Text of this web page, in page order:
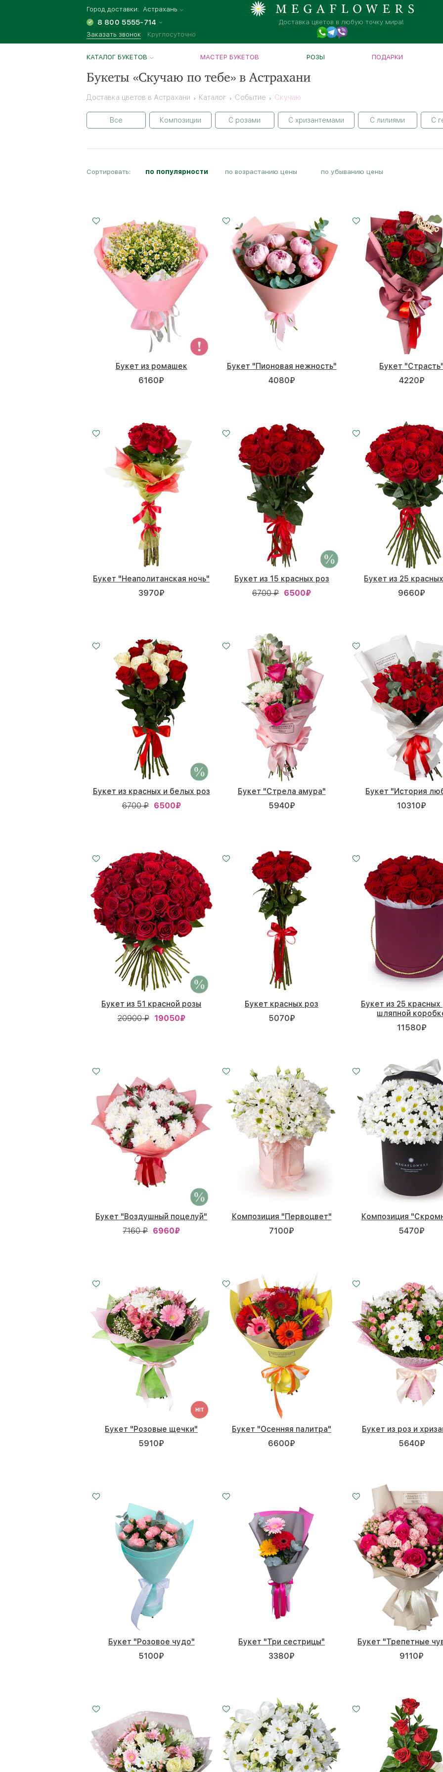
Город доставки: Астрахань
8 800 5555-714
Заказать звонок Круглосуточно
Доставка цветов в любую точку мира!
КАТАЛОГ БУКЕТОВ МАСТЕР БУКЕТОВ РОЗЫ ПОДАРКИ
Букеты «Скучаю по тебе» в Астрахани
Доставка цветов в Астрахани Каталог Событие Скучаю
Все Композиции С розами С хризантемами С лилиями С
Сортировать: по популярности по возрастанию цены по убыванию цены
Букет из ромашек
6160₽
Букет "Пионовая нежность"
4080₽
Букет
4220₽
Букет "Неаполитанская ночь"
3970₽
Букет из 15 красных роз
6700 ₽ 6500₽
Букет из 25
9660₽
Букет из красных и белых роз
6700 ₽ 6500₽
Букет "Стрела амура"
5940₽
Букет "История
10310₽
Букет из 51 красной розы
20900 ₽ 19050₽
15 - 60 см
11 роз
20 - 60 см
Букет красных роз
5070₽
Букет из 25 красных
шляпной
11580₽
Букет "Воздушный поцелуй"
7160 ₽ 6960₽
Композиция "Первоцвет"
7100₽
Композиция
5470₽
20 - 35 см
Букет "Розовые щечки"
5910₽
Букет "Осенняя палитра"
6600₽
Букет из роз и
5640₽
Букет "Розовое чудо"
5100₽
Букет "Три сестрицы"
3380₽
Букет "Трепетные
9110₽